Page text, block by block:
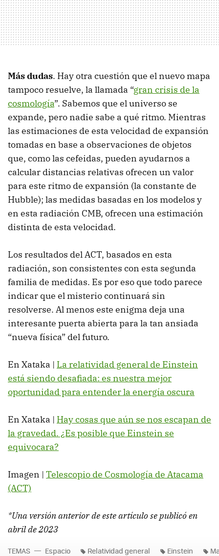
Más dudas. Hay otra cuestión que el nuevo mapa
tampoco resuelve, la llamada “gran crisis de la
cosmología”. Sabemos que el universo se
expande, pero nadie sabe a qué ritmo. Mientras
las estimaciones de esta velocidad de expansión
tomadas en base a observaciones de objetos
que, como las cefeidas, pueden ayudarnos a
calcular distancias relativas ofrecen un valor
para este ritmo de expansión (la constante de
Hubble); las medidas basadas en los modelos y
en esta radiación CMB, ofrecen una estimación
distinta de esta velocidad.
Los resultados del ACT, basados en esta
radiación, son consistentes con esta segunda
familia de medidas. Es por eso que todo parece
indicar que el misterio continuará sin
resolverse. Al menos este enigma deja una
interesante puerta abierta para la tan ansiada
“nueva física” del futuro.
En Xataka | La relatividad general de Einstein
está siendo desafiada: es nuestra mejor
oportunidad para entender la energía oscura
En Xataka | Hay cosas que aún se nos escapan de
la gravedad. ¿Es posible que Einstein se
equivocara?
Imagen | Telescopio de Cosmología de Atacama
(ACT)
*Una versión anterior de este artículo se publicó en
abril de 2023
TEMAS Espacio Relatividad general Einstein